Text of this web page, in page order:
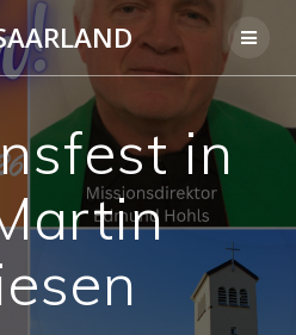
Skip
to
content
in